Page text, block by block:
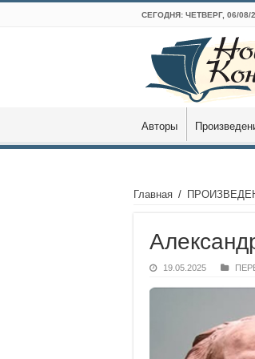
СЕГОДНЯ: ЧЕТВЕРГ, 06/08/
Авторы
Главная /
19.05.2025